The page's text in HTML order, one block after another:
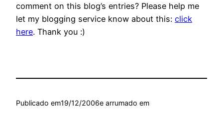
comment on this blog’s entries? Please help me
let my blogging service know about this: click
here. Thank you :)
Publicado em19/12/2006e arrumado em